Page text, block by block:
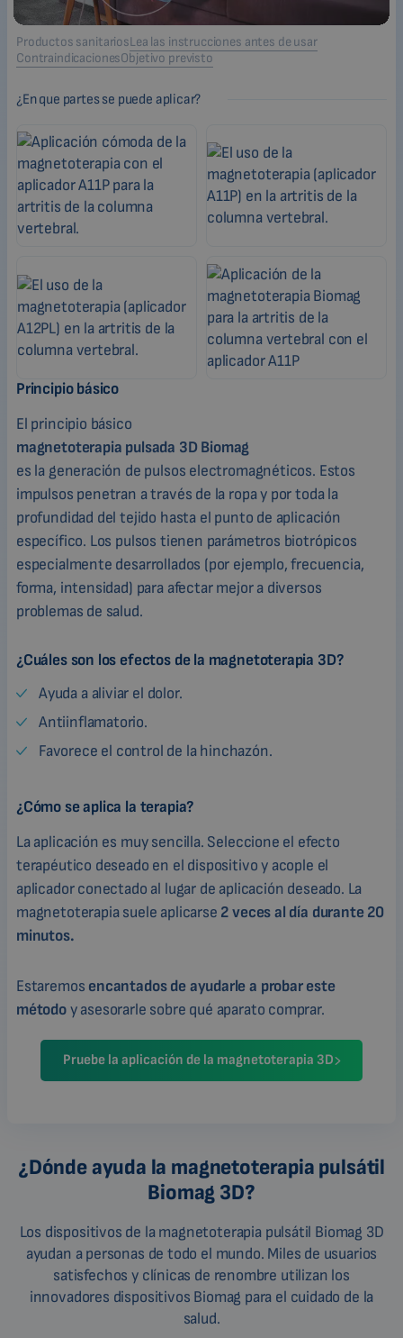
Productos sanitariosLea las instrucciones antes de usar
ContraindicacionesObjetivo previsto
¿En que partes se puede aplicar?
Principio básico
El principio básico
magnetoterapia pulsada 3D Biomag
es la generación de pulsos electromagnéticos. Estos
impulsos penetran a través de la ropa y por toda la
profundidad del tejido hasta el punto de aplicación
específico. Los pulsos tienen parámetros biotrópicos
especialmente desarrollados (por ejemplo, frecuencia,
forma, intensidad) para afectar mejor a diversos
problemas de salud.
¿Cuáles son los efectos de la magnetoterapia 3D?
Ayuda a aliviar el dolor.
Antiinflamatorio.
Favorece el control de la hinchazón.
¿Cómo se aplica la terapia?
La aplicación es muy sencilla. Seleccione el efecto
terapéutico deseado en el dispositivo y acople el
aplicador conectado al lugar de aplicación deseado. La
magnetoterapia suele aplicarse 2 veces al día durante 20
minutos.
Estaremos encantados de ayudarle a probar este
métodoy asesorarle sobre qué aparato comprar.
Pruebe la aplicación de la magnetoterapia 3D
¿Dónde ayuda la magnetoterapia pulsátil
Biomag 3D?
Los dispositivos de la magnetoterapia pulsátil Biomag 3D
ayudan a personas de todo el mundo. Miles de usuarios
satisfechos y clínicas de renombre utilizan los
innovadores dispositivos Biomag para el cuidado de la
salud.